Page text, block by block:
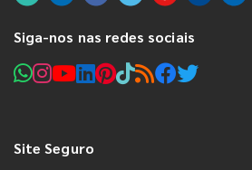
Siga-nos nas redes sociais
Site Seguro